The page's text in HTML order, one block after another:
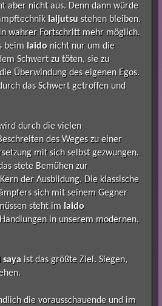
aber nicht aus. Denn dann würde
Iaijutsu stehen bleiben.
wahrer Fortschritt mehr möglich.
beim Iaido nicht nur um die
Schwert zu töten, sie zu
Überwindung des eigenen Egos.
das Schwert getroffen und
durch die vielen
des Weges zu einer
mit sich selbst gezwungen.
stete Bemühen zur
der Ausbildung. Die klassische
sich mit seinem Gegner
steht im Iaido
in unserem modernen,
saya ist das größte Ziel. Siegen,
die vorausschauende und im